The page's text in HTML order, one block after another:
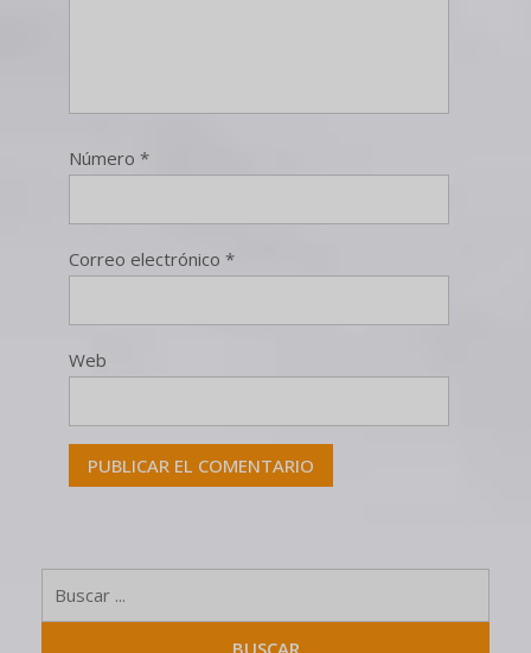
Número *
Correo electrónico *
Web